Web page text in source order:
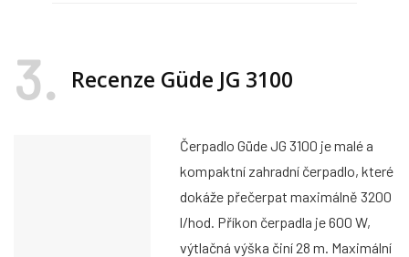
3 Recenze Güde JG 3100
Čerpadlo Güde JG 3100 je malé a
kompaktní zahradní čerpadlo, které
dokáže přečerpat maximálně 3200
l/hod. Příkon čerpadla je 600 W,
výtlačná výška činí 28 m. Maximální